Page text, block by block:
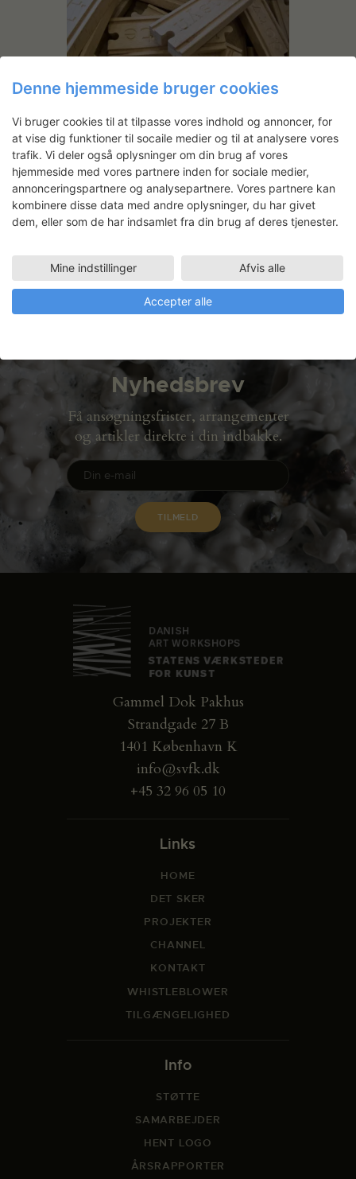
Gro Christiansen Sarauw
Faciliteter
24.08.2010 - 22.10.2010
Nyhedsbrev
Få ansøgningsfrister, arrangementer
og artikler direkte i din indbakke.
Gammel Dok Pakhus
Strandgade 27 B
1401 København K
info@svfk.dk
+45 32 96 05 10
Links
HOME
DET SKER
PROJEKTER
CHANNEL
KONTAKT
WHISTLEBLOWER
TILGÆNGELIGHED
Info
STØTTE
SAMARBEJDER
HENT LOGO
ÅRSRAPPORTER
Denne hjemmeside bruger cookies
Vi bruger cookies til at tilpasse vores indhold og annoncer, for
at vise dig funktioner til socaile medier og til at analysere vores
trafik. Vi deler også oplysninger om din brug af vores
hjemmeside med vores partnere inden for sociale medier,
annonceringspartnere og analysepartnere. Vores partnere kan
kombinere disse data med andre oplysninger, du har givet
dem, eller som de har indsamlet fra din brug af deres tjenester.
Mine indstillinger Afvis alle
Accepter alle